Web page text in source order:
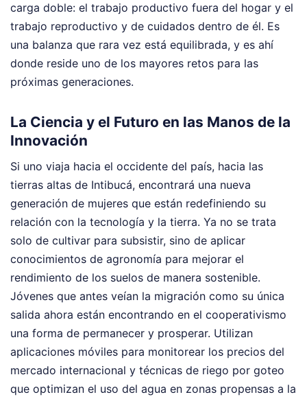
carga doble: el trabajo productivo fuera del hogar y el
trabajo reproductivo y de cuidados dentro de él. Es
una balanza que rara vez está equilibrada, y es ahí
donde reside uno de los mayores retos para las
próximas generaciones.
La Ciencia y el Futuro en las Manos de la
Innovación
Si uno viaja hacia el occidente del país, hacia las
tierras altas de Intibucá, encontrará una nueva
generación de mujeres que están redefiniendo su
relación con la tecnología y la tierra. Ya no se trata
solo de cultivar para subsistir, sino de aplicar
conocimientos de agronomía para mejorar el
rendimiento de los suelos de manera sostenible.
Jóvenes que antes veían la migración como su única
salida ahora están encontrando en el cooperativismo
una forma de permanecer y prosperar. Utilizan
aplicaciones móviles para monitorear los precios del
mercado internacional y técnicas de riego por goteo
que optimizan el uso del agua en zonas propensas a la